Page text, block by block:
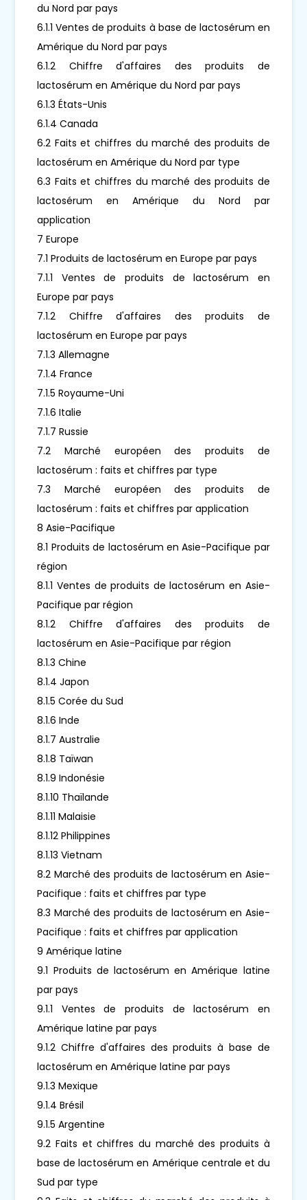
du Nord par pays
6.1.1 Ventes de produits à base de lactosérum en
Amérique du Nord par pays
6.1.2 Chiffre d'affaires des produits de
lactosérum en Amérique du Nord par pays
6.1.3 États-Unis
6.1.4 Canada
6.2 Faits et chiffres du marché des produits de
lactosérum en Amérique du Nord par type
6.3 Faits et chiffres du marché des produits de
lactosérum en Amérique du Nord par
application
7 Europe
7.1 Produits de lactosérum en Europe par pays
7.1.1 Ventes de produits de lactosérum en
Europe par pays
7.1.2 Chiffre d'affaires des produits de
lactosérum en Europe par pays
7.1.3 Allemagne
7.1.4 France
7.1.5 Royaume-Uni
7.1.6 Italie
7.1.7 Russie
7.2 Marché européen des produits de
lactosérum : faits et chiffres par type
7.3 Marché européen des produits de
lactosérum : faits et chiffres par application
8 Asie-Pacifique
8.1 Produits de lactosérum en Asie-Pacifique par
région
8.1.1 Ventes de produits de lactosérum en Asie-
Pacifique par région
8.1.2 Chiffre d'affaires des produits de
lactosérum en Asie-Pacifique par région
8.1.3 Chine
8.1.4 Japon
8.1.5 Corée du Sud
8.1.6 Inde
8.1.7 Australie
8.1.8 Taïwan
8.1.9 Indonésie
8.1.10 Thaïlande
8.1.11 Malaisie
8.1.12 Philippines
8.1.13 Vietnam
8.2 Marché des produits de lactosérum en Asie-
Pacifique : faits et chiffres par type
8.3 Marché des produits de lactosérum en Asie-
Pacifique : faits et chiffres par application
9 Amérique latine
9.1 Produits de lactosérum en Amérique latine
par pays
9.1.1 Ventes de produits de lactosérum en
Amérique latine par pays
9.1.2 Chiffre d'affaires des produits à base de
lactosérum en Amérique latine par pays
9.1.3 Mexique
9.1.4 Brésil
9.1.5 Argentine
9.2 Faits et chiffres du marché des produits à
base de lactosérum en Amérique centrale et du
Sud par type